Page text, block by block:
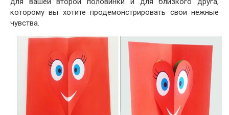
которому вы хотите продемонстрировать свои нежные
чувства.